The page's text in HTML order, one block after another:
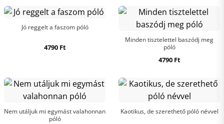
Jó reggelt a faszom póló
4790 Ft
Minden tisztelettel baszódj meg
póló
4790 Ft
Nem utáljuk mi egymást valahonnan
póló
Kaotikus, de szerethető póló névvel